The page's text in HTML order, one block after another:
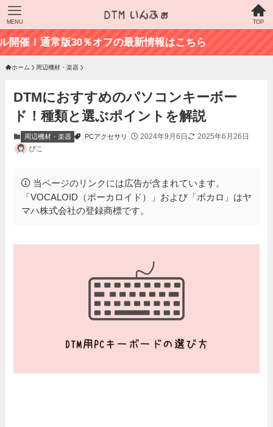
TOP
MENU
30％オフの最新情報はこちら
ホーム 周辺機材・楽器
DTMにおすすめのパソコンキーボー
ド！種類と選ぶポイントを解説
周辺機材・楽器 PCアクセサリ 2024年9月6日
2025年6月26日
ぴこ
当ページのリンクには広告が含まれています。
「VOCALOID（ボーカロイド）」および「ボカロ」はヤ
マハ株式会社の登録商標です。